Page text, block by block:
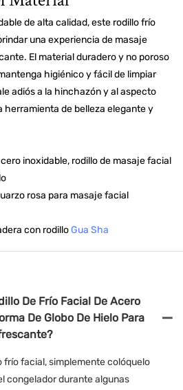
de alta calidad, este rodillo frío
una experiencia de masaje
El material duradero y no poroso
higiénico y fácil de limpiar
adiós a la hinchazón y al aspecto
herramienta de belleza elegante y
inoxidable, rodillo de masaje facial
rosa para masaje facial
con rodilloGua Sha
De Frío Facial De Acero
De Globo De Hielo Para
frío facial, simplemente colóquelo
congelador durante algunas